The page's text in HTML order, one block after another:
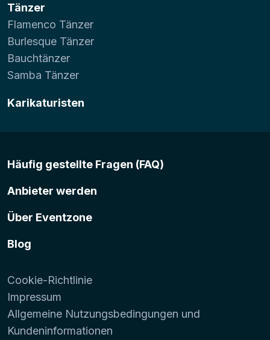
Tänzer
Flamenco Tänzer
Burlesque Tänzer
Bauchtänzer
Samba Tänzer
Karikaturisten
Häufig gestellte Fragen (FAQ)
Anbieter werden
Über Eventzone
Blog
Cookie-Richtlinie
Impressum
Allgemeine Nutzungsbedingungen und
Kundeninformationen